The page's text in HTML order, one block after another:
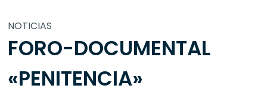
NOTICIAS
FORO-DOCUMENTAL
«PENITENCIA»